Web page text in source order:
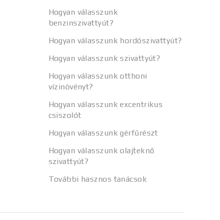
Hogyan válasszunk
benzinszivattyút?
Hogyan válasszunk hordószivattyút?
Hogyan válasszunk szivattyút?
Hogyan válasszunk otthoni
vízinövényt?
Hogyan válasszunk excentrikus
csiszolót
Hogyan válasszunk gérfűrészt
Hogyan válasszunk olajteknő
szivattyút?
További hasznos tanácsok